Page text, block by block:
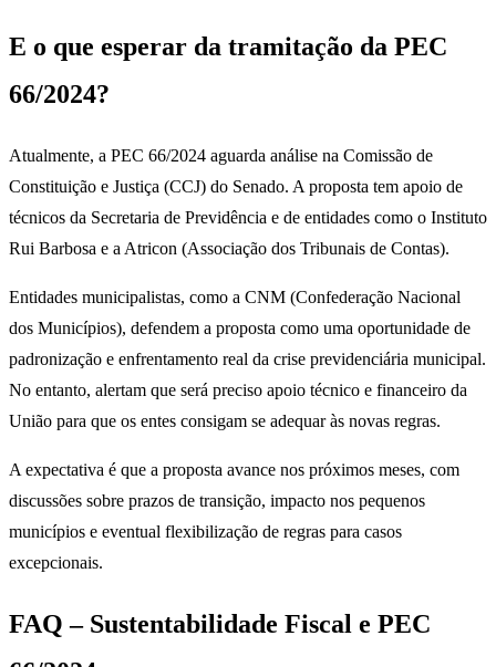
E o que esperar da tramitação da PEC
66/2024?
Atualmente, a PEC 66/2024 aguarda análise na Comissão de
Constituição e Justiça (CCJ) do Senado. A proposta tem apoio de
técnicos da Secretaria de Previdência e de entidades como o Instituto
Rui Barbosa e a Atricon (Associação dos Tribunais de Contas).
Entidades municipalistas, como a CNM (Confederação Nacional
dos Municípios), defendem a proposta como uma oportunidade de
padronização e enfrentamento real da crise previdenciária municipal.
No entanto, alertam que será preciso apoio técnico e financeiro da
União para que os entes consigam se adequar às novas regras.
A expectativa é que a proposta avance nos próximos meses, com
discussões sobre prazos de transição, impacto nos pequenos
municípios e eventual flexibilização de regras para casos
excepcionais.
FAQ – Sustentabilidade Fiscal e PEC